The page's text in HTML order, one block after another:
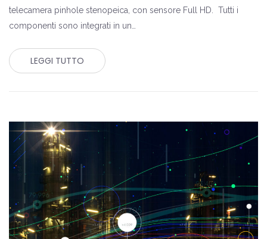
telecamera pinhole stenopeica, con sensore Full HD. Tutti i
componenti sono integrati in un…
LEGGI TUTTO